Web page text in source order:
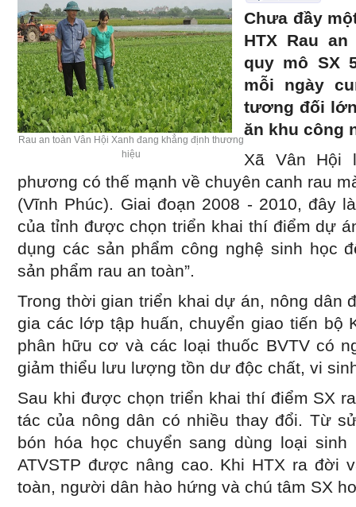
Rau an toàn Vân Hội Xanh đang khẳng định thương
hiệu
Chưa đầy
HTX Rau
quy mô SX
mỗi ngày
tương đối
ăn khu công
Xã Vân Hội
phương có thế mạnh về chuyên canh rau
(Vĩnh Phúc). Giai đoạn 2008 - 2010, đây
của tỉnh được chọn triển khai thí điểm dự
dụng các sản phẩm công nghệ sinh học
sản phẩm rau an toàn”.
Trong thời gian triển khai dự án, nông dân
gia các lớp tập huấn, chuyển giao tiến bộ
phân hữu cơ và các loại thuốc BVTV có
giảm thiểu lưu lượng tồn dư độc chất, vi
Sau khi được chọn triển khai thí điểm SX
tác của nông dân có nhiều thay đổi. Từ
bón hóa học chuyển sang dùng loại
ATVSTP được nâng cao. Khi HTX ra đời
toàn, người dân hào hứng và chú tâm SX